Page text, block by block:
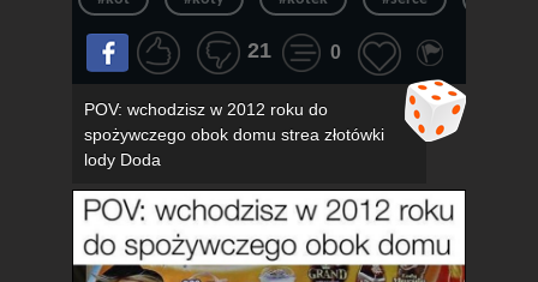
21 0
POV: wchodzisz w 2012 roku do
spożywczego obok domu strea złotówki
lody Doda